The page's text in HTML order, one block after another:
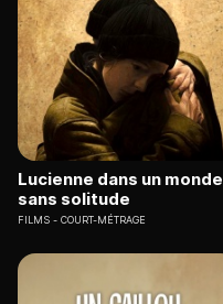
Lucienne dans un monde
sans solitude
FILMS COURT-MÉTRAGE